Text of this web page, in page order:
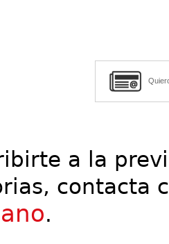
a la
contacta
.